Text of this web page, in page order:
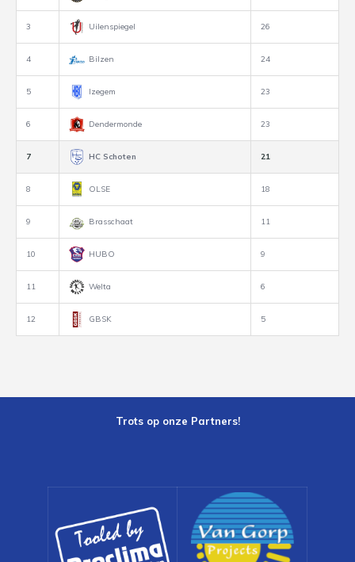
3 Uilenspiegel 26
4 Bilzen 24
5 Izegem 23
6 Dendermonde 23
7 HC Schoten 21
8 OLSE 18
9 Brasschaat 11
10 HUBO 9
11 Welta 6
12 GBSK 5
Trots op onze Partners!